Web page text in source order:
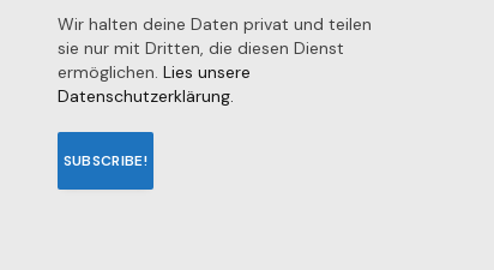
Wir halten deine Daten privat und teilen
sie nur mit Dritten, die diesen Dienst
ermöglichen. Lies unsere
Datenschutzerklärung.